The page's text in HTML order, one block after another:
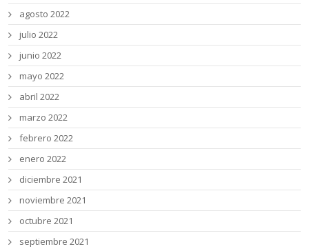
agosto 2022
julio 2022
junio 2022
mayo 2022
abril 2022
marzo 2022
febrero 2022
enero 2022
diciembre 2021
noviembre 2021
octubre 2021
septiembre 2021